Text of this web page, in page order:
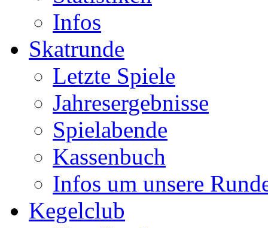
Infos
Skatrunde
Letzte Spiele
Jahresergebnisse
Spielabende
Kassenbuch
Infos um unsere
Kegelclub